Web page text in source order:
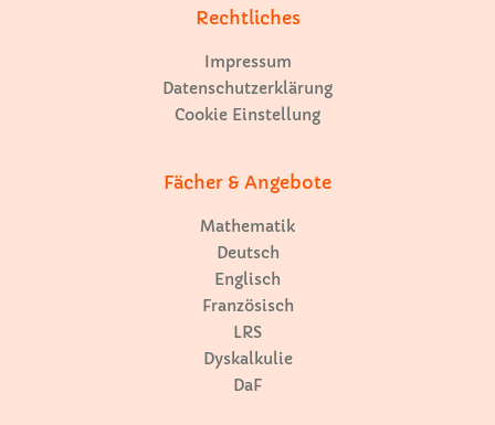
Rechtliches
Impressum
Datenschutzerklärung
Cookie Einstellung
Fächer & Angebote
Mathematik
Deutsch
Englisch
Französisch
LRS
Dyskalkulie
DaF